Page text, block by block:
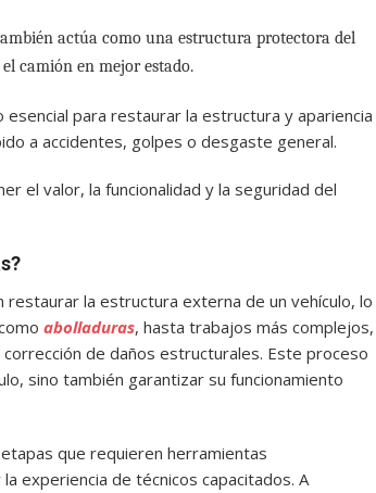
actúa como una estructura protectora del
camión en mejor estado.
para restaurar la estructura y apariencia
a accidentes, golpes o desgaste general.
el valor, la funcionalidad y la seguridad del
restaurar la estructura externa de un vehículo, lo
abolladuras, hasta trabajos más complejos,
de daños estructurales. Este proceso
sino también garantizar su funcionamiento
que requieren herramientas
experiencia de técnicos capacitados. A